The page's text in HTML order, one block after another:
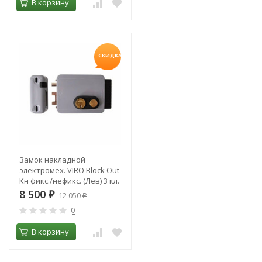
В корзину
СКИДКА!
Замок накладной
электромех. VIRO Block Out
Кн фикс./нефикс. (Лев) 3 кл.
8977.712.2
8 500 ₽ 12 050₽
0
В корзину